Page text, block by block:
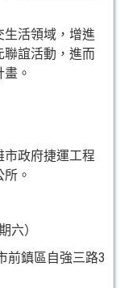
生活領域，增進
聯誼活動，進而
。
政府捷運工程
。
六）
前鎮區自強三路3